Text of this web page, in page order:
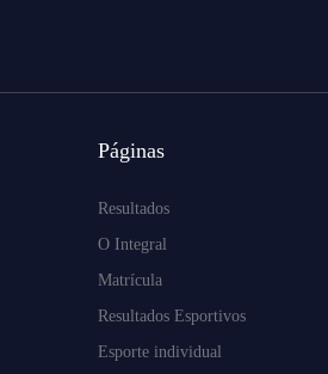
Páginas
Resultados
O Integral
Matrícula
Resultados Esportivos
Esporte individual